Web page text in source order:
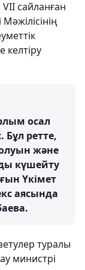
сайланған
келтіру
осал
Бұл ретте,
және
күшейту
Үкімет
аясында
туралы
министрі